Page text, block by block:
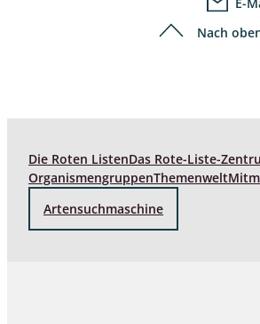
Nach
Die Roten ListenDas Rote-Liste-
OrganismengruppenThemenwelt
Artensuchmaschine